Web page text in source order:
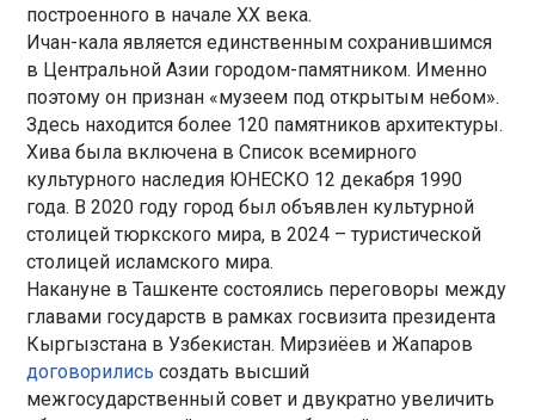
построенного в начале XX века.
Ичан-кала является единственным сохранившимся
в Центральной Азии городом-памятником. Именно
поэтому он признан «музеем под открытым небом».
Здесь находится более 120 памятников архитектуры.
Хива была включена в Список всемирного
культурного наследия ЮНЕСКО 12 декабря 1990
года. В 2020 году город был объявлен культурной
столицей тюркского мира, в 2024 – туристической
столицей исламского мира.
Накануне в Ташкенте состоялись переговоры между
главами государств в рамках госвизита президента
Кыргызстана в Узбекистан. Мирзиёев и Жапаров
договорилисьсоздать высший
межгосударственный совет и двукратно увеличить